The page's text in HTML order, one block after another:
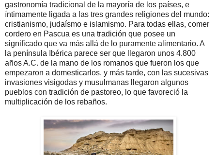
gastronomía tradicional de la mayoría de los países, e
íntimamente ligada a las tres grandes religiones del mundo:
cristianismo, judaísmo e islamismo. Para todas ellas, comer
cordero en Pascua es una tradición que posee un
significado que va más allá de lo puramente alimentario. A
la península Ibérica parece ser que llegaron unos 4.800
años A.C. de la mano de los romanos que fueron los que
empezaron a domesticarlos, y más tarde, con las sucesivas
invasiones visigodas y musulmanas llegaron algunos
pueblos con tradición de pastoreo, lo que favoreció la
multiplicación de los rebaños.